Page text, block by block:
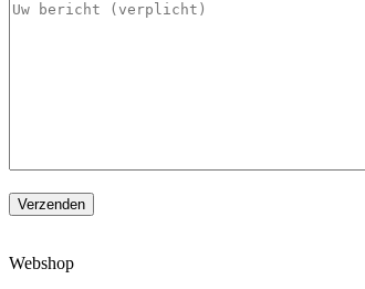
Verzenden
Webshop